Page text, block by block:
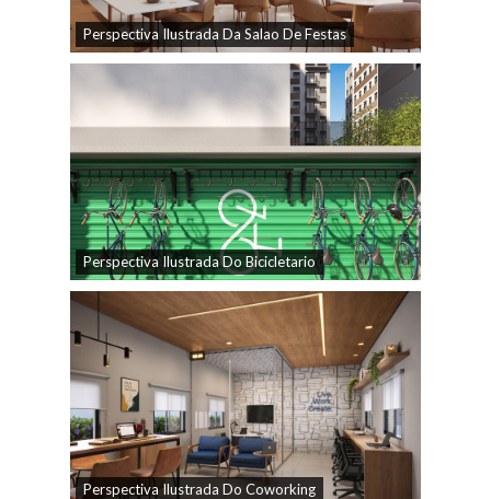
Perspectiva Ilustrada Da Salao De Festas
Perspectiva Ilustrada Do Bicicletario
Perspectiva Ilustrada Do Coworking